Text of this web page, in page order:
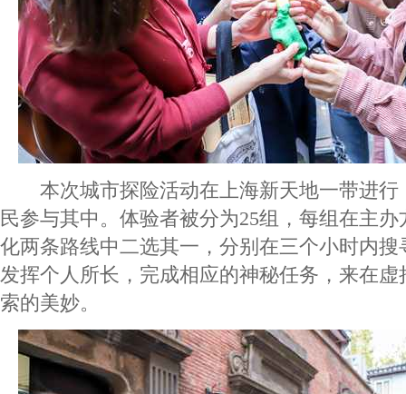
本次城市探险活动在上海新天地一带进行
民参与其中。体验者被分为25组，每组在主
化两条路线中二选其一，分别在三个小时内
发挥个人所长，完成相应的神秘任务，来在
索的美妙。